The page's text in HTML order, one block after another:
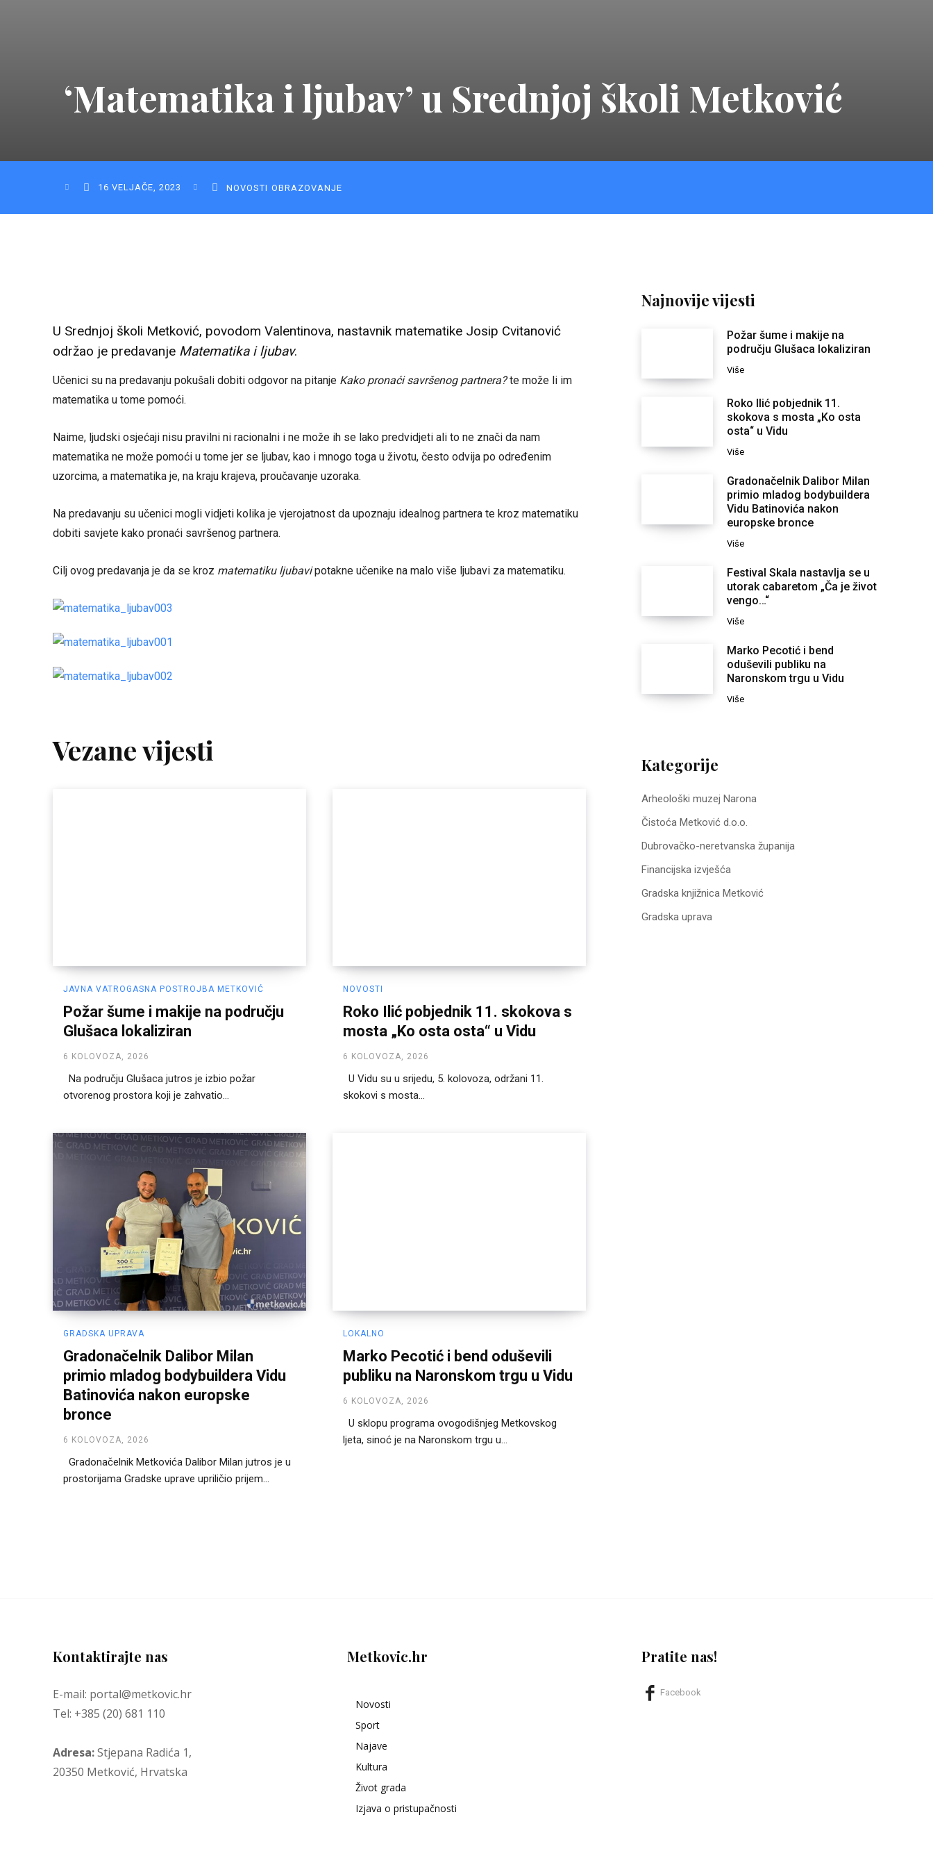
‘Matematika i ljubav’ u Srednjoj školi Metković
16 VELJAČE, 2023 NOVOSTI OBRAZOVANJE
U Srednjoj školi Metković, povodom Valentinova, nastavnik matematike Josip Cvitanović
održao je predavanje Matematika i ljubav.
Učenici su na predavanju pokušali dobiti odgovor na pitanje Kako pronaći savršenog partnera?te može li im
matematika u tome pomoći.
Naime, ljudski osjećaji nisu pravilni ni racionalni i ne može ih se lako predvidjeti ali to ne znači da nam
matematika ne može pomoći u tome jer se ljubav, kao i mnogo toga u životu, često odvija po određenim
uzorcima, a matematika je, na kraju krajeva, proučavanje uzoraka.
Na predavanju su učenici mogli vidjeti kolika je vjerojatnost da upoznaju idealnog partnera te kroz matematiku
dobiti savjete kako pronaći savršenog partnera.
Cilj ovog predavanja je da se kroz matematiku ljubavipotakne učenike na malo više ljubavi za matematiku.
Vezane vijesti
JAVNA VATROGASNA POSTROJBA METKOVIĆ
Požar šume i makije na području
Glušaca lokaliziran
6 KOLOVOZA, 2026
Na području Glušaca jutros je izbio požar
otvorenog prostora koji je zahvatio...
NOVOSTI
Roko Ilić pobjednik 11. skokova s
mosta „Ko osta osta“ u Vidu
6 KOLOVOZA, 2026
U Vidu su u srijedu, 5. kolovoza, održani 11.
skokovi s mosta...
GRADSKA UPRAVA
Gradonačelnik Dalibor Milan
primio mladog bodybuildera Vidu
Batinovića nakon europske
bronce
6 KOLOVOZA, 2026
Gradonačelnik Metkovića Dalibor Milan jutros je u
prostorijama Gradske uprave upriličio prijem...
LOKALNO
Marko Pecotić i bend oduševili
publiku na Naronskom trgu u Vidu
6 KOLOVOZA, 2026
U sklopu programa ovogodišnjeg Metkovskog
ljeta, sinoć je na Naronskom trgu u...
Najnovije vijesti
Požar šume i makije na
području Glušaca lokaliziran
Više
Roko Ilić pobjednik 11.
skokova s mosta „Ko osta
osta“ u Vidu
Više
Gradonačelnik Dalibor Milan
primio mladog bodybuildera
Vidu Batinovića nakon
europske bronce
Više
Festival Skala nastavlja se u
utorak cabaretom „Ča je život
vengo…“
Više
Marko Pecotić i bend
oduševili publiku na
Naronskom trgu u Vidu
Više
Kategorije
Arheološki muzej Narona
Čistoća Metković d.o.o.
Dubrovačko-neretvanska županija
Financijska izvješća
Gradska knjižnica Metković
Gradska uprava
Kontaktirajte nas
E-mail: portal@metkovic.hr
Tel: +385 (20) 681 110
Adresa:Stjepana Radića 1,
20350 Metković, Hrvatska
Metkovic.hr
Novosti
Sport
Najave
Kultura
Život grada
Izjava o pristupačnosti
Pratite nas!
Facebook